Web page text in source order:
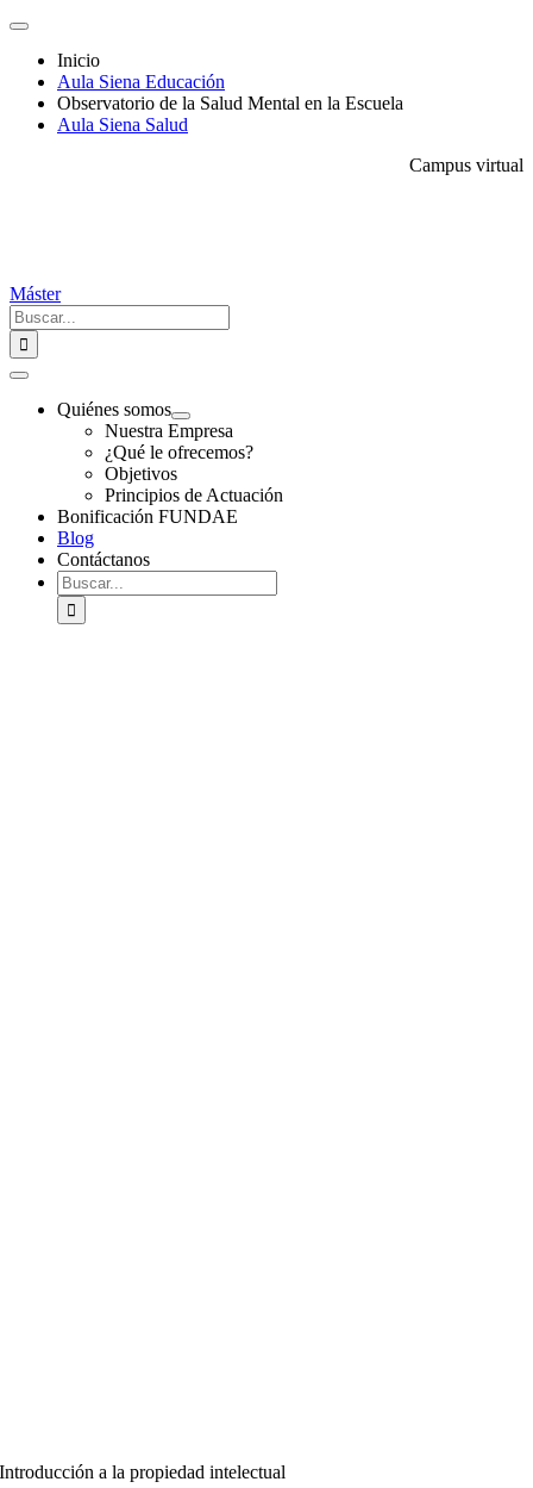
Saltar
contenido
Toggle
Navigation
Inicio
Aula Siena Educación
Observatorio de la Salud Mental en la Escuela
Aula Siena Salud
Campus virtual
Máster
Buscar:
Toggle
NavigationQuiénes somos
Nuestra Empresa
¿Qué le ofrecemos?
Objetivos
Principios de Actuación
Bonificación FUNDAE
Blog
Contáctanos
Buscar:
Introducción a la propiedad intelectual